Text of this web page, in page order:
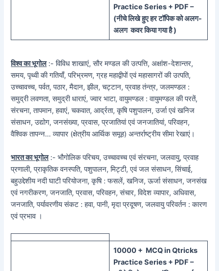
Practice Series + PDF –
(नीचेलिखे हुएहर टॉपिक कोअलग-
अलग कवर किया गया है )
विश्व का भूगोल:- विविध शाखाएं, सौर मण्डल की उत्पत्ति, अक्षांश-देशान्तर,
समय, पृथ्वी की गतियाँ, परिभ्रमण, ग्रह महाद्वीपों एवं महासागरों की उत्पति,
उच्चावच्च, पर्वत, पठार, मैदान, झील, चट्टान, प्रवाह तंन्त्र, जलमण्डल :
समुद्री लवणता, समुद्री धाराएं, ज्वार भाटा, वायुमण्डल : वायुमण्डल की परतें,
संरचना, तापमान, हवाएं, चकवात, आर्द्रता, कृषि पशुपालन, उर्जा एवं खनिज
संसाधन, उद्योग, जनसंख्या, प्रवास, प्रजातियां एवं जनजातियां, परिवहन,
वैश्विक तापन्न… व्यापार (क्षेत्रीय आर्थिक समूह) अन्तर्राष्ट्रीय सीमा रेखाएं।
भारत का भूगोल:- भौगोलिक परिचय, उच्चावच्च एवं संरचना, जलवायु, प्रवाह
प्रणाली, प्राकृतिक वनस्पति, पशुपालन, मिट्टी, एवं जल संसाधन, सिंचाई,
बहुउद्देशीय नदी घाटी परियोजना, कृषि : फसलें, खनिज, ऊर्जा संसाधन, जनसंख
एवं नगरीकरण, जनजाति, प्रवास, परिवहन, संचार, विदेश व्यापार, अधिवास,
जनजाति, पर्यावरणीय संकट : हवा, पानी, मृदा प्रदूषण, जलवायु परिवर्तन : कारण
एवं प्रभाव ।
10000 + MCQ in Qtricks
Practice Series + PDF –